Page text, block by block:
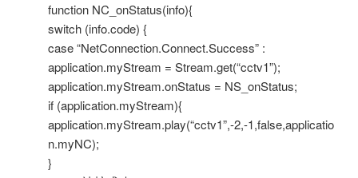
function NC_onStatus(info){
switch (info.code) {
case “NetConnection.Connect.Success” :
application.myStream = Stream.get(“cctv1”);
application.myStream.onStatus = NS_onStatus;
if (application.myStream){
application.myStream.play(“cctv1”,-2,-1,false,applicatio
n.myNC);
}